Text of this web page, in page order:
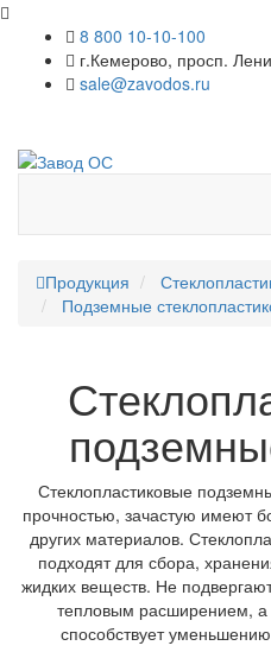
8 800 10-10-100
г.Кемерово, просп.
sale@zavodos.ru
Продукция
Подземные
Стеклопластиковые
прочностью, зачастую имеют
других материалов.
подходят для сбора,
жидких веществ. Не
тепловым расширением,
способствует